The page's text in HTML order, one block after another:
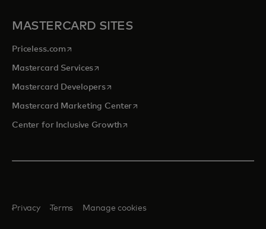
MASTERCARD SITES
Priceless.com opens in a new tab
Mastercard Servicesopens in a new tab
Mastercard Developersopens in a new tab
Mastercard Marketing Centeropens in a new tab
Center for Inclusive Growthopens in a new tab
Privacy Terms Manage cookies